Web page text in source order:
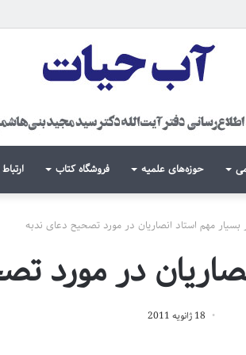
حوزه‌های علمیه فروشگاه کتاب
بسیار مهم استاد انصاریان در مورد تصحیح دعای ندبه
در مورد
18 ژانویه 2011